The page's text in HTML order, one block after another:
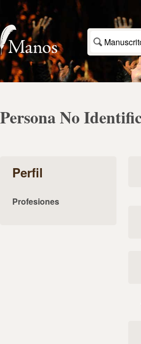
Persona No
Perfil
Profesiones